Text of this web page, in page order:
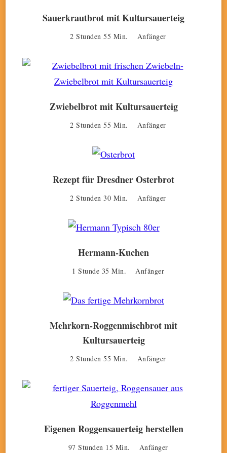
Sauerkrautbrot mit Kultursauerteig
2 Stunden 55 Min. Anfänger
Zwiebelbrot mit Kultursauerteig
2 Stunden 55 Min. Anfänger
Rezept für Dresdner Osterbrot
2 Stunden 30 Min. Anfänger
Hermann-Kuchen
1 Stunde 35 Min. Anfänger
Mehrkorn-Roggenmischbrot mit
Kultursauerteig
2 Stunden 55 Min. Anfänger
Eigenen Roggensauerteig herstellen
97 Stunden 15 Min. Anfänger